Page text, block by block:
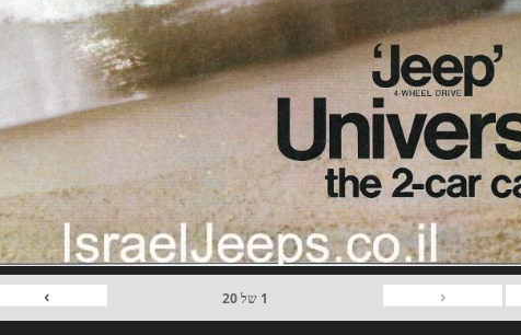
‹
1 של20
›